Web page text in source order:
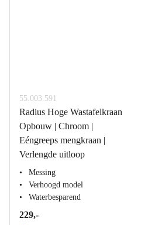
55.003.591
Radius Hoge Wastafelkraan
Opbouw | Chroom |
Eéngreeps mengkraan |
Verlengde uitloop
Messing
Verhoogd model
Waterbesparend
229,-